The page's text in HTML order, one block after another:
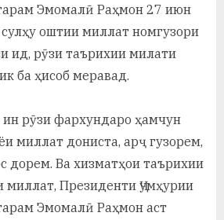
Эмомалӣ Раҳмон 27 июн
оштии миллат номгузори
ид, рӯзи таърихии милати
ба ҳисоб меравад.
рӯзи фархундаро ҳамчун
миллат дониста, арҷ гузорем,
дорем. Ва хизматҳои таърихии
Президенти Ҷумҳурии
Эмомалӣ Раҳмон аст